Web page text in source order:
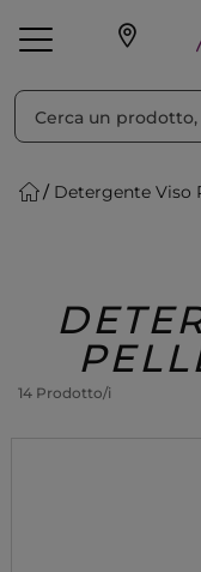
Make-up
Detergente Viso
14 Prodotto/i
Ordina per